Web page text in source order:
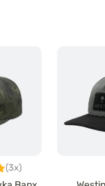
(3x)